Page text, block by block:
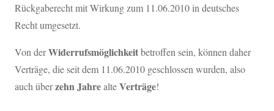
Rückgaberecht mit Wirkung zum 11.06.2010 in deutsches
Recht umgesetzt.
Von derWiderrufsmöglichkeitbetroffen sein, können daher
Verträge, die seit dem 11.06.2010 geschlossen wurden, also
auch überzehn JahrealteVerträge!